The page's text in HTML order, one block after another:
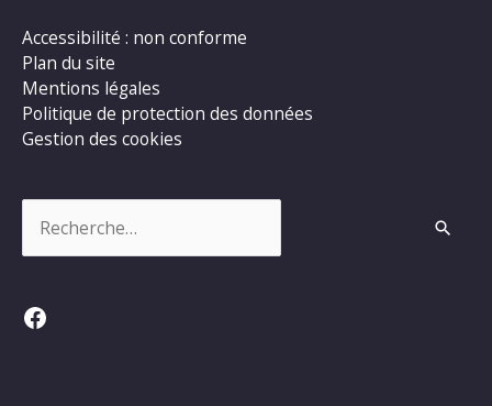
Accessibilité : non conforme
Plan du site
Mentions légales
Politique de protection des données
Gestion des cookies
Facebook